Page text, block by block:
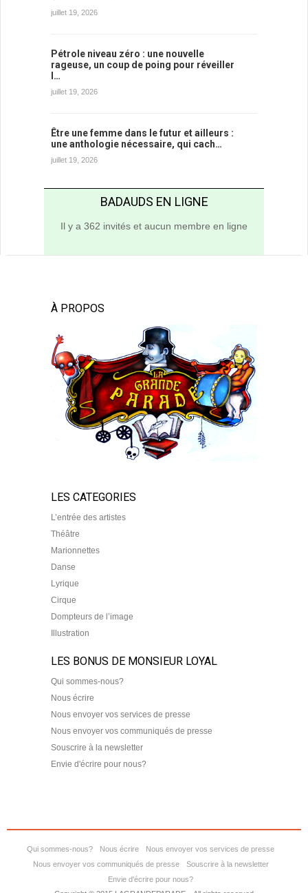
juillet 19, 2026
Pétrole niveau zéro : une nouvelle
rageuse, un coup de poing pour réveiller
l…
juillet 19, 2026
Être une femme dans le futur et ailleurs :
une anthologie nécessaire, qui cach…
juillet 19, 2026
BADAUDS EN LIGNE
Il y a 362 invités et aucun membre en ligne
À PROPOS
LES CATEGORIES
L’entrée des artistes
Théâtre
Marionnettes
Danse
Lyrique
Cirque
Dompteurs de l’image
Illustration
LES BONUS DE MONSIEUR LOYAL
Qui sommes-nous?
Nous écrire
Nous envoyer vos services de presse
Nous envoyer vos communiqués de presse
Souscrire à la newsletter
Envie d'écrire pour nous?
Qui sommes-nous? Nous écrire
Nous envoyer vos services de presse
Nous envoyer vos communiqués de presse
Souscrire à la newsletter
Envie d'écrire pour nous?